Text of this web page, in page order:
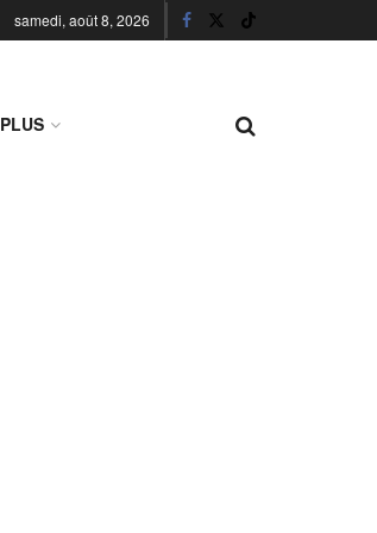
samedi, août 8, 2026
PLUS